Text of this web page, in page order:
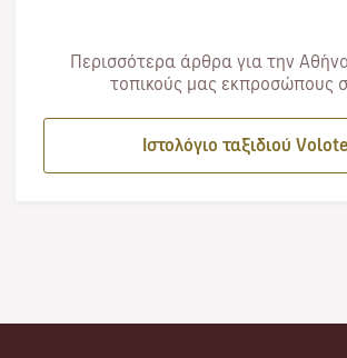
Περισσότερα άρθρα για την
τοπικούς μας εκπροσώπους
Ιστολόγιο ταξιδιού